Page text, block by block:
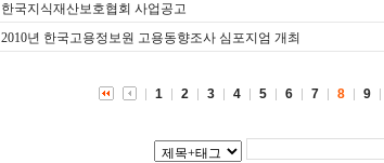
한국지식재산보호협회 사업공고
2010년 한국고용정보원 고용동향조사 심포지엄 개최
1 2 3 4 5 6 7 8 9